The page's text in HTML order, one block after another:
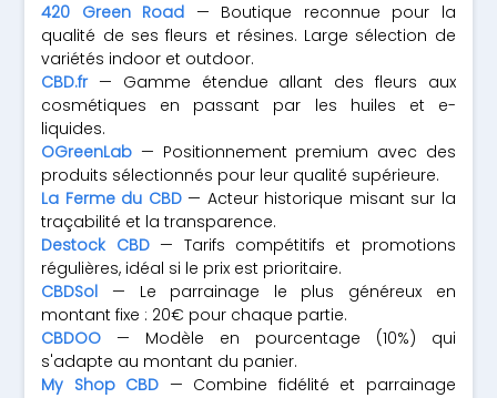
420 Green Road — Boutique reconnue pour la
qualité de ses fleurs et résines. Large sélection de
variétés indoor et outdoor.
CBD.fr— Gamme étendue allant des fleurs aux
cosmétiques en passant par les huiles et e-
liquides.
OGreenLab — Positionnement premium avec des
produits sélectionnés pour leur qualité supérieure.
La Ferme du CBD— Acteur historique misant sur la
traçabilité et la transparence.
Destock CBD— Tarifs compétitifs et promotions
régulières, idéal si le prix est prioritaire.
CBDSol — Le parrainage le plus généreux en
montant fixe : 20€ pour chaque partie.
CBDOO — Modèle en pourcentage (10%) qui
s'adapte au montant du panier.
My Shop CBD — Combine fidélité et parrainage